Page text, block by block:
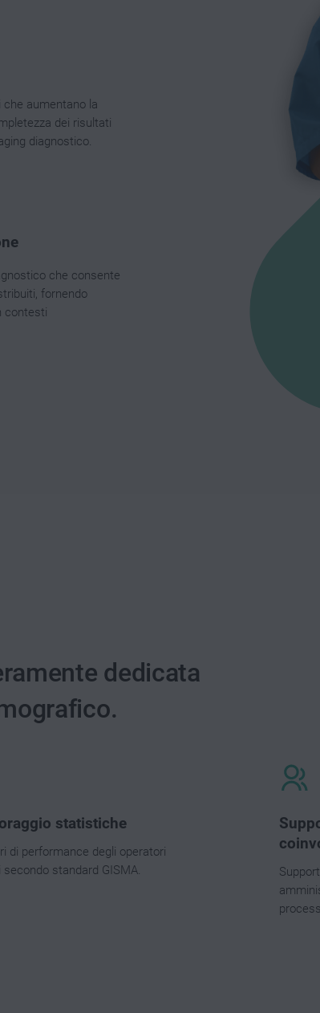
aumentano la
dei risultati
diagnostico.
che consente
fornendo
contesti
dedicata
statistiche
di performance degli operatori
secondo standard GISMA.